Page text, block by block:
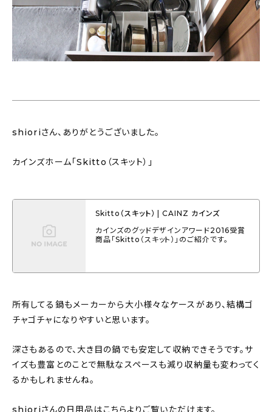
shioriさん、ありがとうございました。
カインズホーム「Skitto（スキット）」
Skitto（スキット） | CAINZ カインズ
カインズのグッドデザインアワード2016受賞
商品「Skitto（スキット）」のご紹介です。
所有してる鍋もメーカーから大小様々なケースがあり、結構ゴ
チャゴチャになりやすいと思います。
深さもあるので、大き目の鍋でも安定して収納できそうです。サ
イズも豊富とのことで無駄なスペースも減り収納量も変わってく
るかもしれませんね。
shioriさんの日用品はこちらよりご覧いただけます。